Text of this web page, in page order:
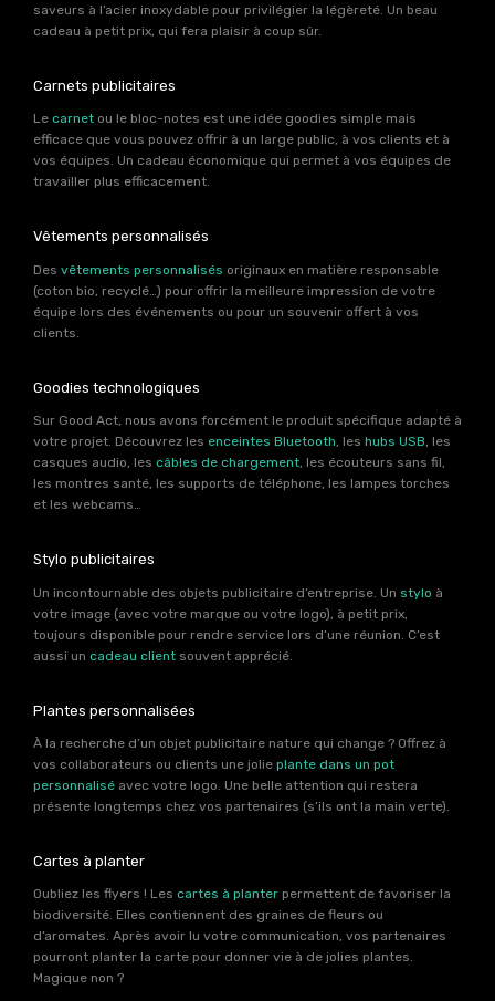
saveurs à l’acier inoxydable pour privilégier la légèreté. Un beau
cadeau à petit prix, qui fera plaisir à coup sûr.
Carnets publicitaires
Le carnet ou le bloc-notes est une idée goodies simple mais
efficace que vous pouvez offrir à un large public, à vos clients et à
vos équipes. Un cadeau économique qui permet à vos équipes de
travailler plus efficacement.
Vêtements personnalisés
Des vêtements personnalisés originaux en matière responsable
(coton bio, recyclé…) pour offrir la meilleure impression de votre
équipe lors des événements ou pour un souvenir offert à vos
clients.
Goodies technologiques
Sur Good Act, nous avons forcément le produit spécifique adapté à
votre projet. Découvrez les enceintes Bluetooth, les hubs USB, les
casques audio, les câbles de chargement, les écouteurs sans fil,
les montres santé, les supports de téléphone, les lampes torches
et les webcams…
Stylo publicitaires
Un incontournable des objets publicitaire d’entreprise. Un stylo à
votre image (avec votre marque ou votre logo), à petit prix,
toujours disponible pour rendre service lors d’une réunion. C’est
aussi un cadeau client souvent apprécié.
Plantes personnalisées
À la recherche d’un objet publicitaire nature qui change ? Offrez à
vos collaborateurs ou clients une jolie plante dans un pot
personnalisé avec votre logo. Une belle attention qui restera
présente longtemps chez vos partenaires (s’ils ont la main verte).
Cartes à planter
Oubliez les flyers ! Les cartes à planter permettent de favoriser la
biodiversité. Elles contiennent des graines de fleurs ou
d’aromates. Après avoir lu votre communication, vos partenaires
pourront planter la carte pour donner vie à de jolies plantes.
Magique non ?